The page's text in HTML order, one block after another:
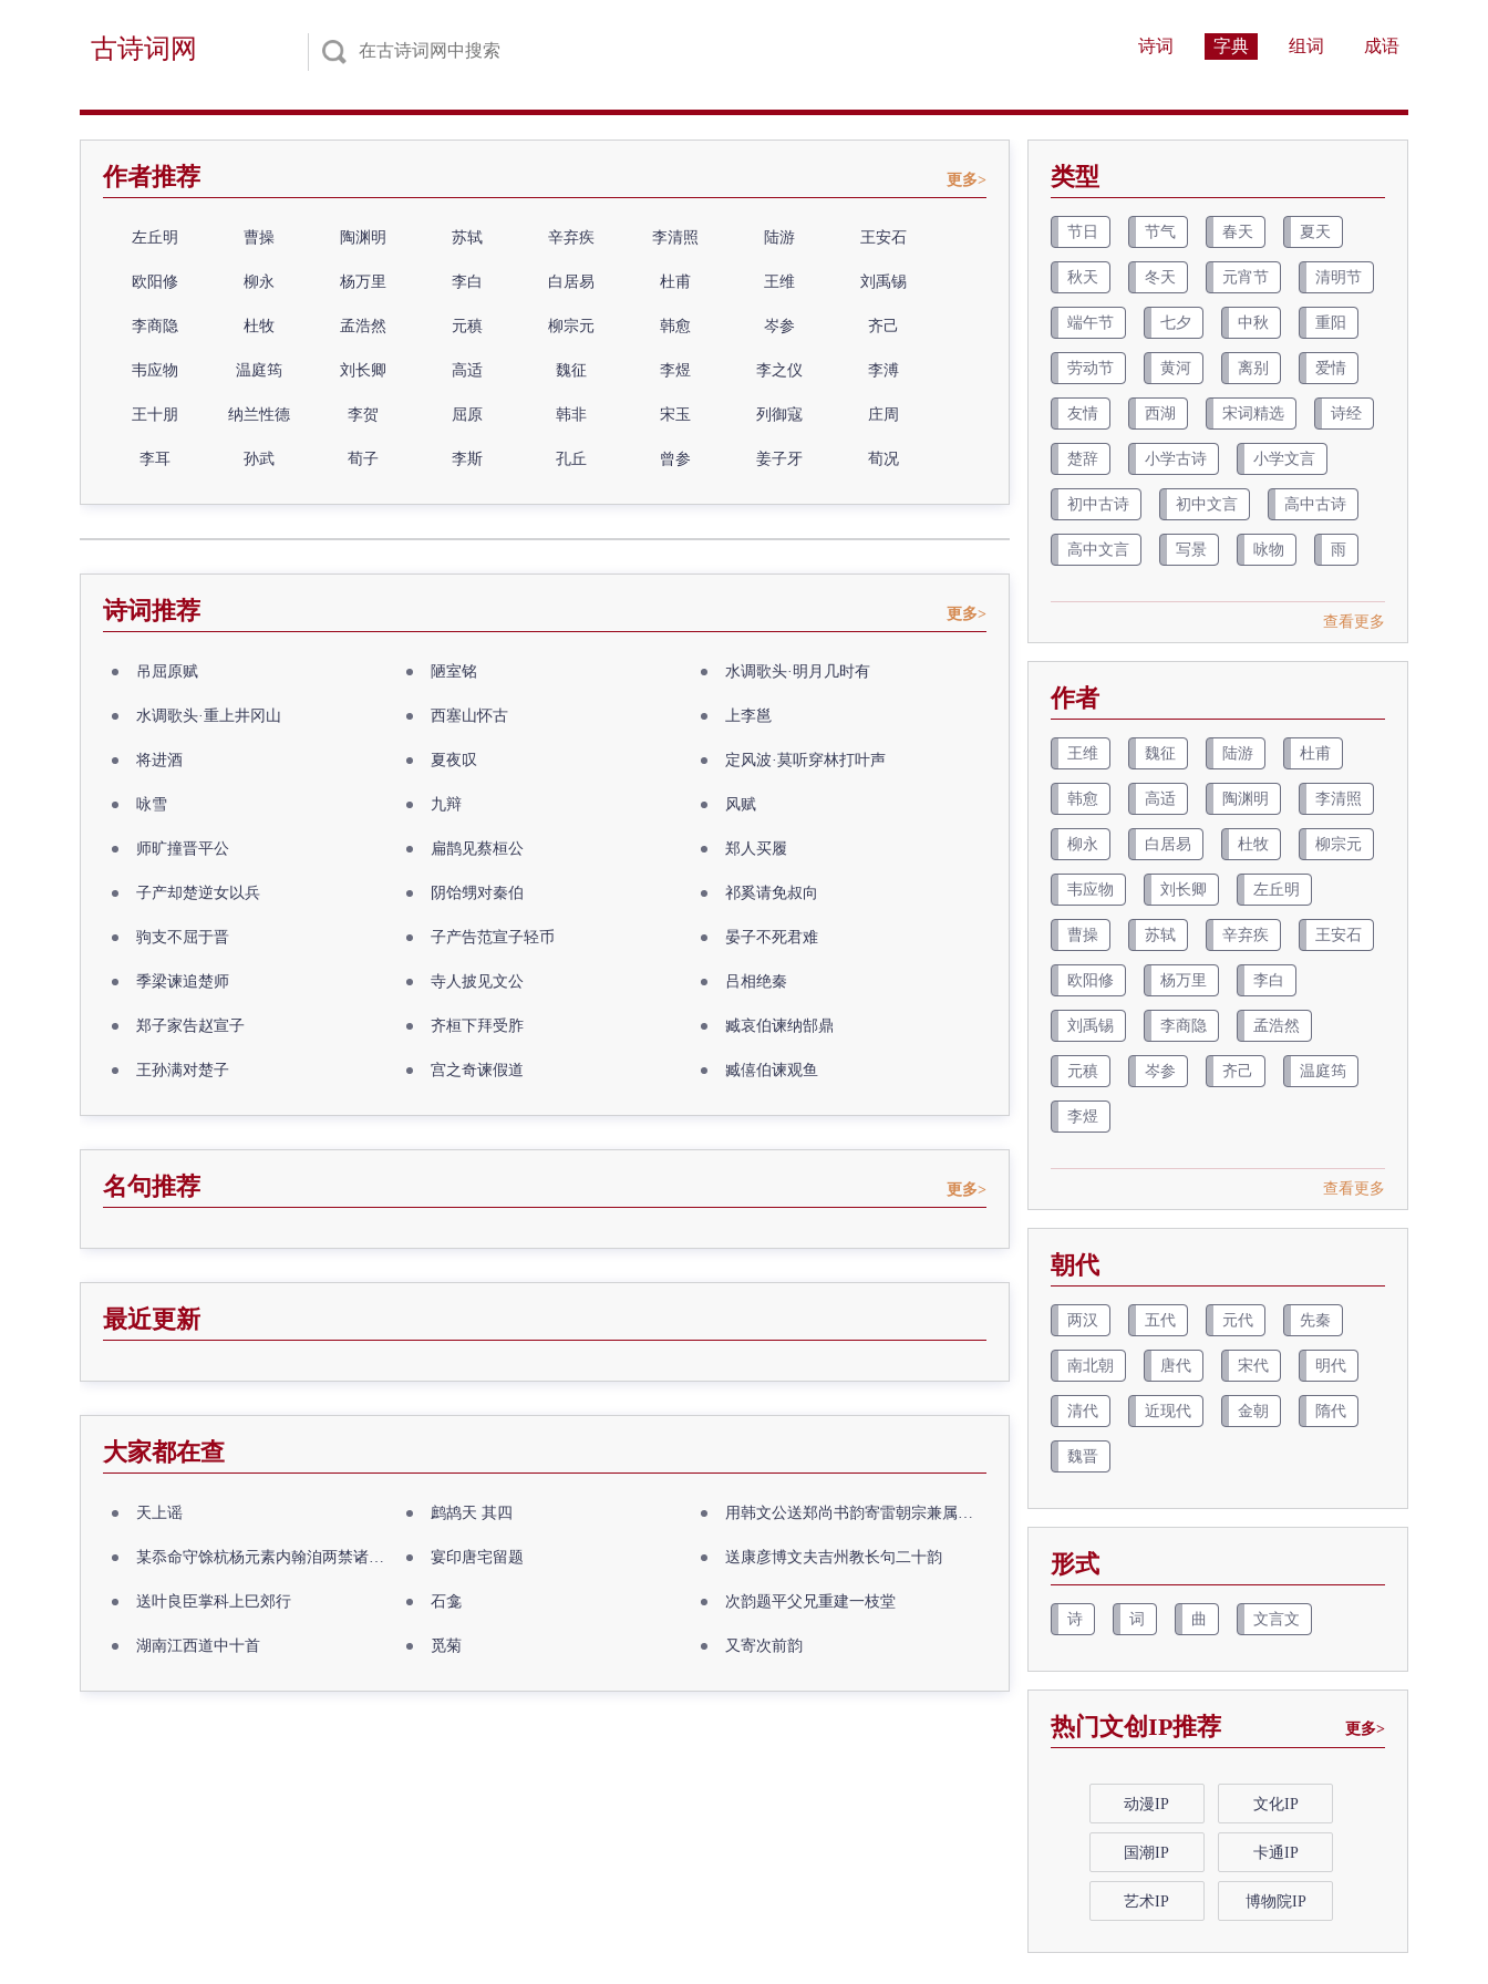
古诗词网 诗词 字典 组词 成语
作者推荐 更多>
左丘明 曹操 陶渊明 苏轼 辛弃疾 李清照 陆游 王安石
欧阳修 柳永 杨万里 李白 白居易 杜甫 王维 刘禹锡
李商隐 杜牧 孟浩然 元稹 柳宗元 韩愈 岑参 齐己
韦应物 温庭筠 刘长卿 高适 魏征 李煜 李之仪 李溥
王十朋 纳兰性德 李贺 屈原 韩非 宋玉 列御寇 庄周
李耳 孙武 荀子 李斯 孔丘 曾参 姜子牙 荀况
诗词推荐 更多>
吊屈原赋 陋室铭 水调歌头·明月几时有
水调歌头·重上井冈山 西塞山怀古 上李邕
将进酒 夏夜叹 定风波·莫听穿林打叶声
咏雪 九辩 风赋
师旷撞晋平公 扁鹊见蔡桓公 郑人买履
子产却楚逆女以兵 阴饴甥对秦伯 祁奚请免叔向
驹支不屈于晋 子产告范宣子轻币 晏子不死君难
季梁谏追楚师 寺人披见文公 吕相绝秦
郑子家告赵宣子 齐桓下拜受胙 臧哀伯谏纳郜鼎
王孙满对楚子 宫之奇谏假道 臧僖伯谏观鱼
名句推荐 更多>
最近更新
大家都在查
天上谣 鹧鸪天 其四 用韩文公送郑尚书韵寄雷朝宗兼属欧阳全真
某忝命守馀杭杨元素内翰洎两禁诸公出祖佛寺 宴印唐宅留题 送康彦博文夫吉州教长句二十韵
送叶良臣掌科上巳郊行 石龛 次韵题平父兄重建一枝堂
湖南江西道中十首 觅菊 又寄次前韵
类型
节日 节气 春天 夏天
秋天 冬天 元宵节 清明节
端午节 七夕 中秋 重阳
劳动节 黄河 离别 爱情
友情 西湖 宋词精选 诗经
楚辞 小学古诗 小学文言
初中古诗 初中文言 高中古诗
高中文言 写景 咏物 雨
查看更多
作者
王维 魏征 陆游 杜甫
韩愈 高适 陶渊明 李清照
柳永 白居易 杜牧 柳宗元
韦应物 刘长卿 左丘明
曹操 苏轼 辛弃疾 王安石
欧阳修 杨万里 李白
刘禹锡 李商隐 孟浩然
元稹 岑参 齐己 温庭筠
李煜
查看更多
朝代
两汉 五代 元代 先秦
南北朝 唐代 宋代 明代
清代 近现代 金朝 隋代
魏晋
形式
诗 词 曲 文言文
热门文创IP推荐 更多>
动漫IP 文化IP
国潮IP 卡通IP
艺术IP 博物院IP